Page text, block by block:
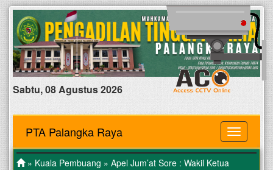
Sabtu, 08 Agustus 2026
MENU
PTA Palangka Raya
» Kuala Pembuang » Apel Jum’at Sore : Wakil Ketua